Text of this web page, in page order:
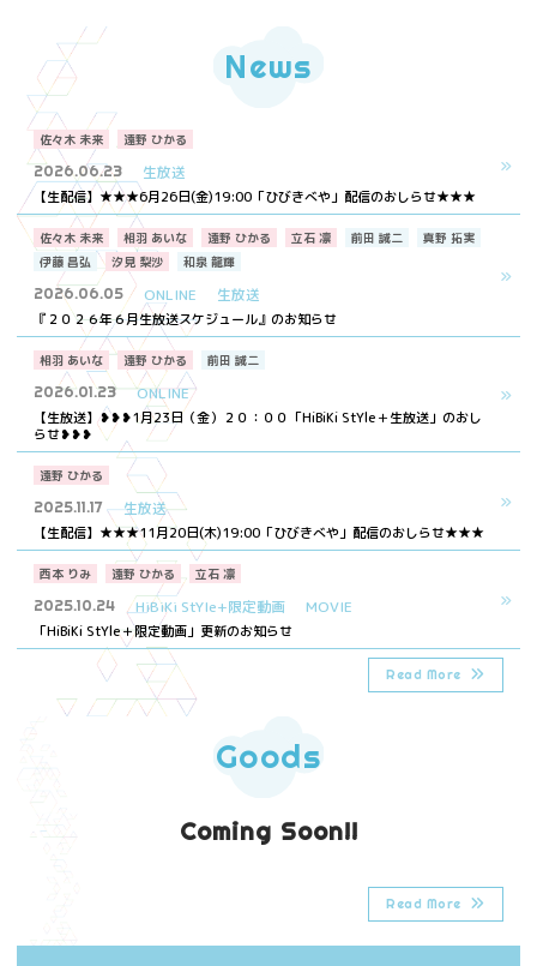
News
佐々木 未来 遠野 ひかる
2026.06.23 生放送
【生配信】★★★6月26日(金)19:00「ひびきべや」配信のおしらせ★★★
佐々木 未来 相羽 あいな 遠野 ひかる 立石 凛 前田 誠二
真野 拓実
伊藤 昌弘
汐見 梨沙 和泉 龍輝
2026.06.05 ONLINE 生放送
『２０２６年６月生放送スケジュール』のお知らせ
相羽 あいな 遠野 ひかる 前田 誠二
2026.01.23 ONLINE
【生放送】❥❥❥1月23日（金）２０：００「HiBiKi StYle＋生放送」のおし
らせ❥❥❥
遠野 ひかる
2025.11.17 生放送
【生配信】★★★11月20日(木)19:00「ひびきべや」配信のおしらせ★★★
西本 りみ 遠野 ひかる 立石 凛
2025.10.24 HiBiKi StYle+限定動画 MOVIE
「HiBiKi StYle＋限定動画」更新のお知らせ
Read More
Goods
Coming Soon!!
Read More